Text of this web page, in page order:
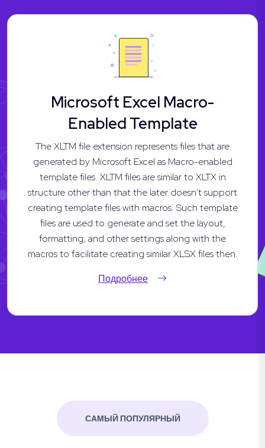
Microsoft Excel Macro-
Enabled Template
The XLTM file extension represents files that are
generated by Microsoft Excel as Macro-enabled
template files. XLTM files are similar to XLTX in
structure other than that the later doesn't support
creating template files with macros. Such template
files are used to generate and set the layout,
formatting, and other settings along with the
macros to facilitate creating similar XLSX files then.
Подробнее
САМЫЙ ПОПУЛЯРНЫЙ